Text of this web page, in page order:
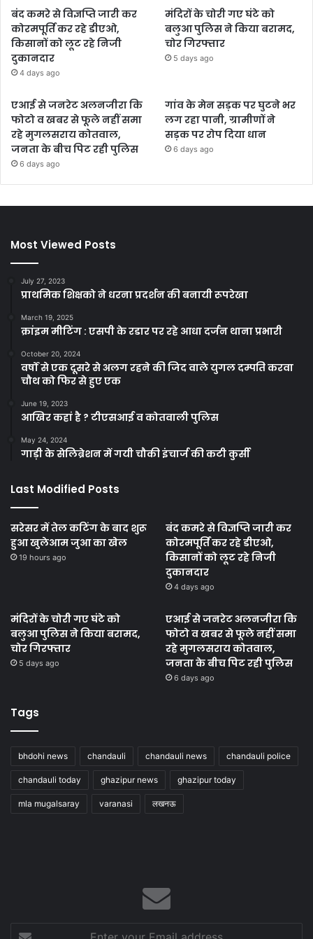
बंद कमरे से विज्ञप्ति जारी कर
कोरमपूर्ति कर रहे डीएओ,
किसानों को लूट रहे निजी
दुकानदार
4 days ago
मंदिरों के चोरी गए घंटे को
बलुआ पुलिस ने किया बरामद,
चोर गिरफ्तार
5 days ago
एआई से जनरेट अलनजीरा कि
फोटो व खबर से फूले नहीं समा
रहे मुगलसराय कोतवाल,
जनता के बीच पिट रही पुलिस
6 days ago
गांव के मेन सड़क पर घुटने भर
लग रहा पानी, ग्रामीणों ने
सड़क पर रोप दिया धान
6 days ago
Most Viewed Posts
July 27, 2023
प्राथमिक शिक्षको ने धरना प्रदर्शन की बनायी रूपरेखा
March 19, 2025
क्रांइम मीटिंग : एसपी के रडार पर रहे आधा दर्जन थाना प्रभारी
October 20, 2024
वर्षों से एक दूसरे से अलग रहने की जिद वाले युगल दम्पति करवा
चौथ को फिर से हुए एक
June 19, 2023
आखिर कहां है ? टीएसआई व कोतवाली पुलिस
May 24, 2024
गाड़ी के सेलिब्रेशन में गयी चौकी इंचार्ज की कटी कुर्सी
Last Modified Posts
सरेसर में तेल कटिंग के बाद शुरू
हुआ खुलेआम जुआ का खेल
19 hours ago
बंद कमरे से विज्ञप्ति जारी कर
कोरमपूर्ति कर रहे डीएओ,
किसानों को लूट रहे निजी
दुकानदार
4 days ago
मंदिरों के चोरी गए घंटे को
बलुआ पुलिस ने किया बरामद,
चोर गिरफ्तार
5 days ago
एआई से जनरेट अलनजीरा कि
फोटो व खबर से फूले नहीं समा
रहे मुगलसराय कोतवाल,
जनता के बीच पिट रही पुलिस
6 days ago
Tags
bhdohi news chandauli chandauli news chandauli police
chandauli today ghazipur news ghazipur today
mla mugalsaray varanasi लखनऊ